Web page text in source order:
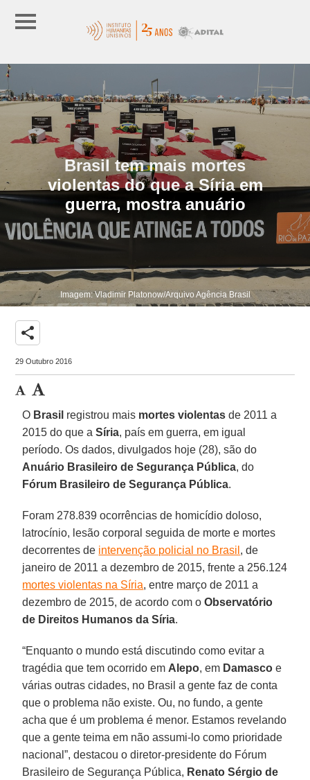
Brasil tem mais mortes
violentas do que a Síria em
guerra, mostra anuário
Imagem: Vladimir Platonow/Arquivo Agência Brasil
share
29 Outubro 2016
O Brasil registrou mais mortes violentas de 2011 a
2015 do que aSíria, país em guerra, em igual
período. Os dados, divulgados hoje (28), são do
Anuário Brasileiro de Segurança Pública, do
Fórum Brasileiro de Segurança Pública.
Foram 278.839 ocorrências de homicídio doloso,
latrocínio, lesão corporal seguida de morte e mortes
decorrentes de intervenção policial no Brasil , de
janeiro de 2011 a dezembro de 2015, frente a 256.124
mortes violentas na Síria, entre março de 2011 a
dezembro de 2015, de acordo com oObservatório
de Direitos Humanos da Síria.
“Enquanto o mundo está discutindo como evitar a
tragédia que tem ocorrido em Alepo, em Damasco e
várias outras cidades, no Brasil a gente faz de conta
que o problema não existe. Ou, no fundo, a gente
acha que é um problema é menor. Estamos revelando
que a gente teima em não assumi-lo como prioridade
nacional”, destacou o diretor-presidente do Fórum
Brasileiro de Segurança Pública, Renato Sérgio de